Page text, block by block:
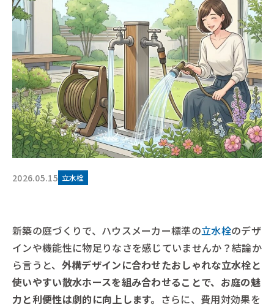
2026.05.15 立水栓
新築の庭づくりで、ハウスメーカー標準の立水栓のデザ
インや機能性に物足りなさを感じていませんか？結論か
ら言うと、 外構デザインに合わせたおしゃれな立水栓と
使いやすい散水ホースを組み合わせることで、お庭の魅
力と利便性は劇的に向上します。 さらに、費用対効果を